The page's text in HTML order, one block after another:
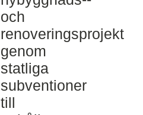
och
renoveringsprojekt
genom
statliga
subventioner
till